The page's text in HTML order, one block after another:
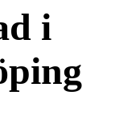
i